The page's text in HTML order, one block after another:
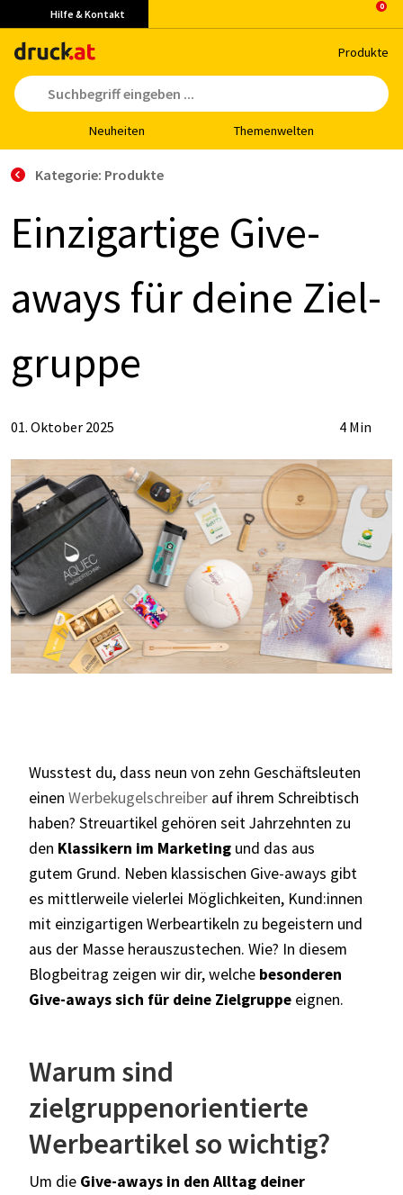
Hilfe & Kontakt
Pro­duk­te
Neu­hei­ten The­men­wel­ten
Kategorie: Produkte
Ein­zig­ar­ti­ge Gi­ve-
aways für dei­ne Ziel­
grup­pe
01. Oktober 2025 4 Min
Wusstest du, dass neun von zehn Geschäftsleuten
einen Werbekugelschreiber auf ihrem Schreibtisch
haben? Streuartikel gehören seit Jahrzehnten zu
den Klassikern im Marketing und das aus
gutem Grund. Neben klassischen Give-aways gibt
es mittlerweile vielerlei Möglichkeiten, Kund:innen
mit einzigartigen Werbeartikeln zu begeistern und
aus der Masse herauszustechen. Wie? In diesem
Blogbeitrag zeigen wir dir, welche besonderen
Give-aways sich für deine Zielgruppe eignen.
Warum sind
zielgruppenorientierte
Werbeartikel so wichtig?
Um die Give-aways in den Alltag deiner